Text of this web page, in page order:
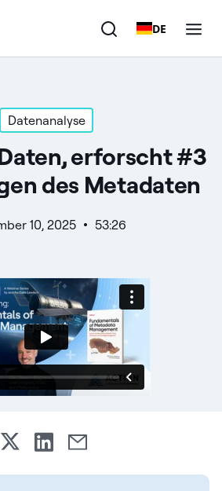
DE
Datenanalyse
erforscht #3
des Metadaten
10, 2025 53:26